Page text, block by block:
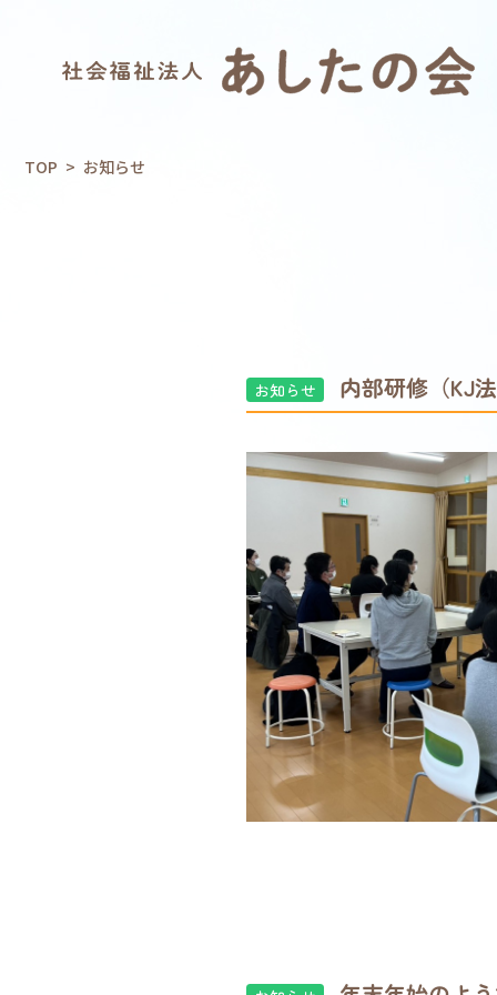
TOP > お知らせ
お知らせ 内部研修（KJ